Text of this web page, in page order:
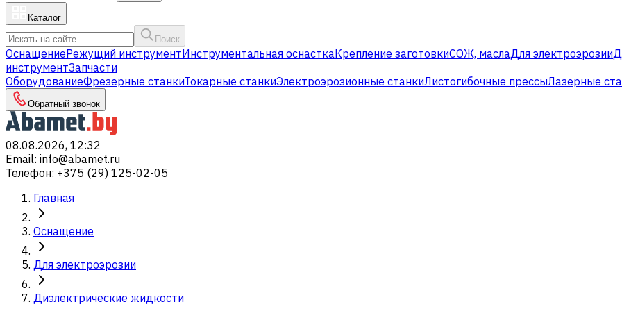
Каталог
Поиск
ОснащениеРежущий инструментИнструментальная оснасткаКрепление заготовкиСОЖ, маслаДля электроэрозии
инструментЗапчасти
ОборудованиеФрезерные станкиТокарные станкиЭлектроэрозионные станкиЛистогибочные прессыЛазерные
Обратный звонок
08.08.2026, 12:32
Email: info@abamet.ru
Телефон: +375 (29) 125-02-05
Главная
Оснащение
Для электроэрозии
Диэлектрические жидкости